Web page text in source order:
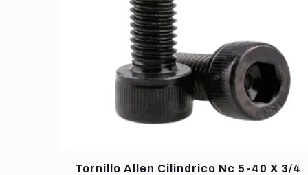
Tornillo Allen Cilindrico Nc 5-40 X 3/4